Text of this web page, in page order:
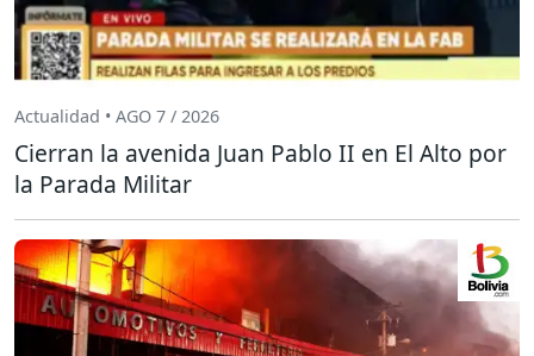
Actualidad • AGO 7 / 2026
Cierran la avenida Juan Pablo II en El Alto por
la Parada Militar